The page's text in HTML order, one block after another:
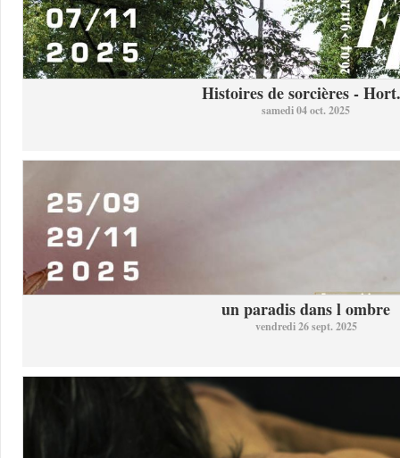
Histoires de sorcières -
samedi 04 oct. 2025
un paradis dans l ombre
vendredi 26 sept. 2025